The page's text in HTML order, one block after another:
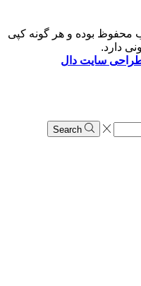
بوده و هر گونه کپی
دارد.
سایت دال
Search